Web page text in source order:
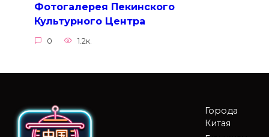
Фотогалерея Пекинского
Культурного Центра
0 1.2к.
Города
Китая